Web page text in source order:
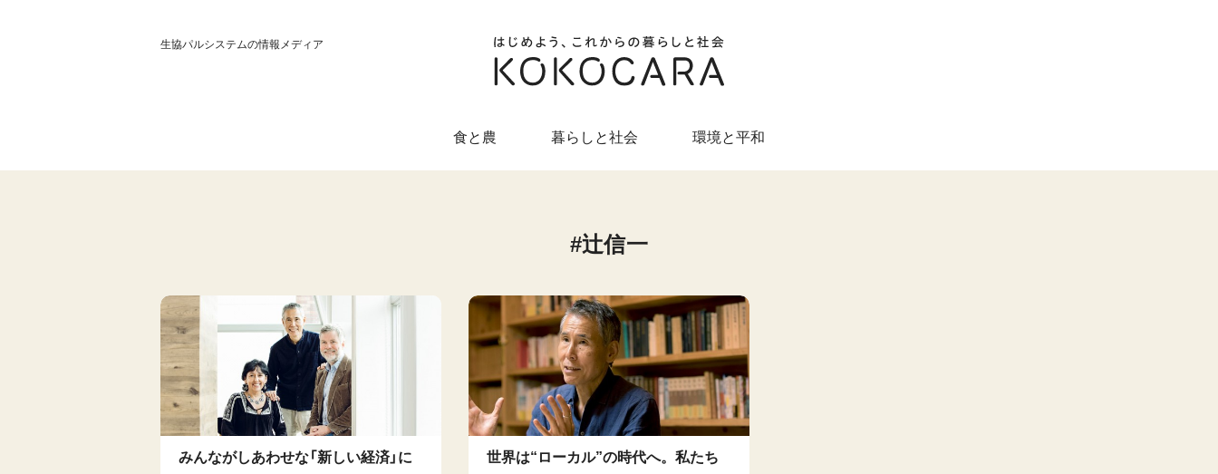
生協パルシステムの情報メディア
食と農 暮らしと社会 環境と平和
辻信一
みんながしあわせな「新しい経済」に
世界は“ローカル”の時代へ。私たち